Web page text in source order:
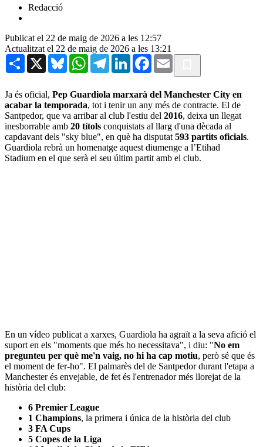
Redacció
Publicat el 22 de maig de 2026 a les 12:57
Actualitzat el 22 de maig de 2026 a les 13:21
Share X BlueskyWhatsAppTelegramLinkedInFacebook
Email
Ja és oficial, Pep Guardiola marxarà del Manchester City en
acabar la temporada, tot i tenir un any més de contracte. El de
Santpedor, que va arribar al club l'estiu del 2016, deixa un llegat
inesborrable amb 20 títols conquistats al llarg d'una dècada al
capdavant dels "sky blue", en què ha disputat 593 partits oficials.
Guardiola rebrà un homenatge aquest diumenge a l’Etihad
Stadium en el que serà el seu últim partit amb el club.
En un vídeo publicat a xarxes, Guardiola ha agraït a la seva afició el
suport en els "moments que més ho necessitava", i diu: "No em
pregunteu per què me'n vaig, no hi ha cap motiu, però sé que és
el moment de fer-ho". El palmarès del de Santpedor durant l'etapa a
Manchester és envejable, de fet és l'entrenador més llorejat de la
història del club:
6 Premier League
1 Champions, la primera i única de la història del club
3 FA Cups
5 Copes de la Liga